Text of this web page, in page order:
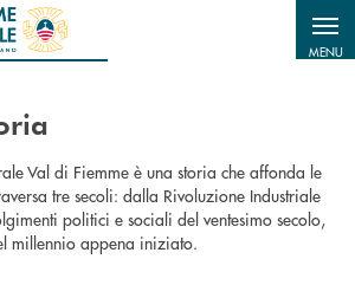
MENU
Val di Fiemme è una storia che affonda le
tre secoli: dalla Rivoluzione Industriale
politici e sociali del ventesimo secolo,
millennio appena iniziato.